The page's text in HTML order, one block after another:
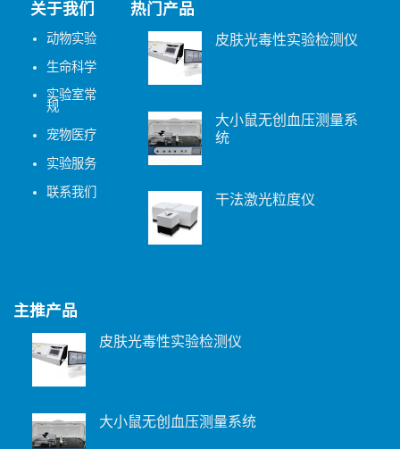
关于我们
动物实验
生命科学
实验室常
规
宠物医疗
实验服务
联系我们
热门产品
皮肤光毒性实验检测仪
大小鼠无创血压测量系
统
干法激光粒度仪
主推产品
皮肤光毒性实验检测仪
大小鼠无创血压测量系统